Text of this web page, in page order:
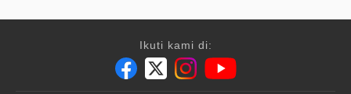
Ikuti kami di: